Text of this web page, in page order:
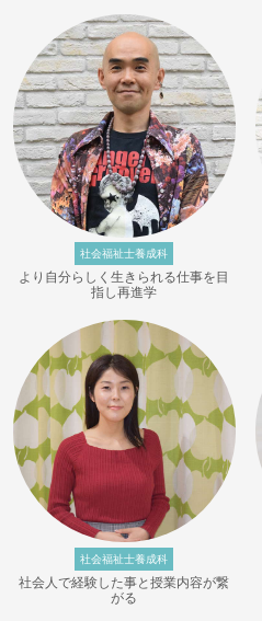
社会福祉士養成科
より自分らしく生きられる仕事を目
指し再進学
社会福祉士養成科
社会人で経験した事と授業内容が繋
がる